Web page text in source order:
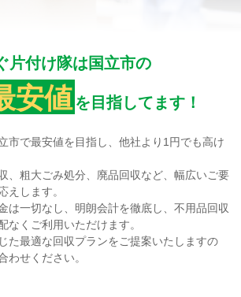
片付け隊は国立市の
安値 を目指してます！
市で最安値を目指し、他社より1円でも高け
、粗大ごみ処分、廃品回収など、幅広いご要
えします。
は一切なし、明朗会計を徹底し、不用品回収
なくご利用いただけます。
た最適な回収プランをご提案いたしますの
わせください。